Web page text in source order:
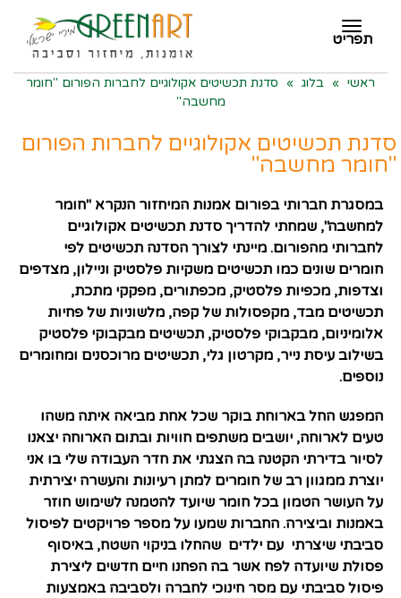
תפריט
תפריט
ראשי » בלוג » סדנת תכשיטים אקולוגיים לחברות הפורום "חומר
מחשבה"
סדנת תכשיטים אקולוגיים לחברות הפורום
"חומר מחשבה"
במסגרת חברותי בפורום אמנות המיחזור הנקרא "חומר
למחשבה", שמחתי להדריך סדנת תכשיטים אקולוגיים
לחברותי מהפורום. מיינתי לצורך הסדנה תכשיטים לפי
חומרים שונים כמו תכשיטים משקיות פלסטיק וניילון, מצדפים
וצדפות, מכפיות פלסטיק, מכפתורים, מפקקי מתכת,
תכשיטים מבד, מקפסולות של קפה, מלשוניות של פחיות
אלומיניום, מבקבוקי פלסטיק, תכשיטים מבקבוקי פלסטיק
בשילוב עיסת נייר, מקרטון גלי, תכשיטים מרוכסנים ומחומרים
נוספים.
המפגש החל בארוחת בוקר שכל אחת מביאה איתה משהו
טעים לארוחה, יושבים משתפים חוויות ובתום הארוחה יצאנו
לסיור בדירתי הקטנה בה הצגתי את חדר העבודה שלי בו אני
יוצרת ממגוון רב של חומרים למתן רעיונות והעשרה יצירתית
על העושר הטמון בכל חומר שיועד להטמנה לשימוש חוזר
באמנות וביצירה. החברות שמעו על מספר פרויקטים לפיסול
סביבתי שיצרתי עם ילדים שהחלו בניקוי השטח, באיסוף
פסולת שיועדה לפח אשר בה הפחנו חיים חדשים ליצירת
פיסול סביבתי עם מסר חינוכי לחברה ולסביבה באמצעות